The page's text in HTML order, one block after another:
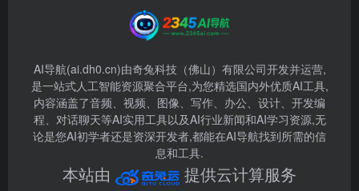
AI导航(ai.dh0.cn)由奇兔科技（佛山）有限公司开发并运营,
是一站式人工智能资源聚合平台,为您精选国内外优质AI工具,
内容涵盖了音频、视频、图像、写作、办公、设计、开发编
程、对话聊天等AI实用工具以及AI行业新闻和AI学习资源,无
论是您AI初学者还是资深开发者,都能在AI导航找到所需的信
息和工具.
本站由 提供云计算服务